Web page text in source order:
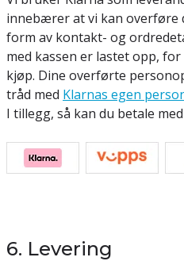
innebærer at vi kan overføre
form av kontakt- og
med kassen er lastet opp,
kjøp. Dine overførte
tråd med Klarnas egen
I tillegg, så kan du betale
6. Levering